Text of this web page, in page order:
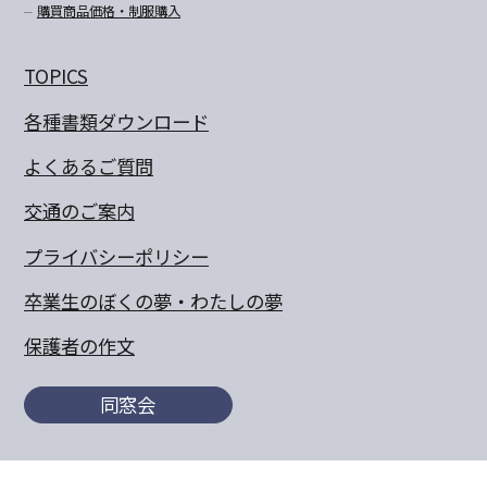
購買商品価格・制服購入
TOPICS
各種書類ダウンロード
よくあるご質問
交通のご案内
プライバシーポリシー
卒業生のぼくの夢・わたしの夢
保護者の作文
同窓会